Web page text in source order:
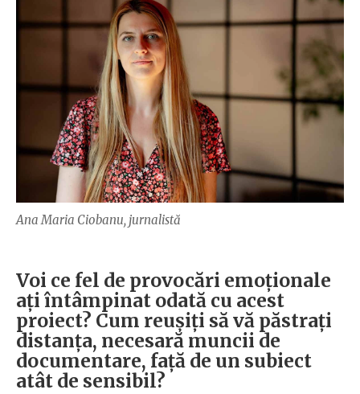
Ana Maria Ciobanu, jurnalistă
Voi ce fel de provocări emoționale
ați întâmpinat odată cu acest
proiect? Cum reușiți să vă păstrați
distanța, necesară muncii de
documentare, față de un subiect
atât de sensibil?